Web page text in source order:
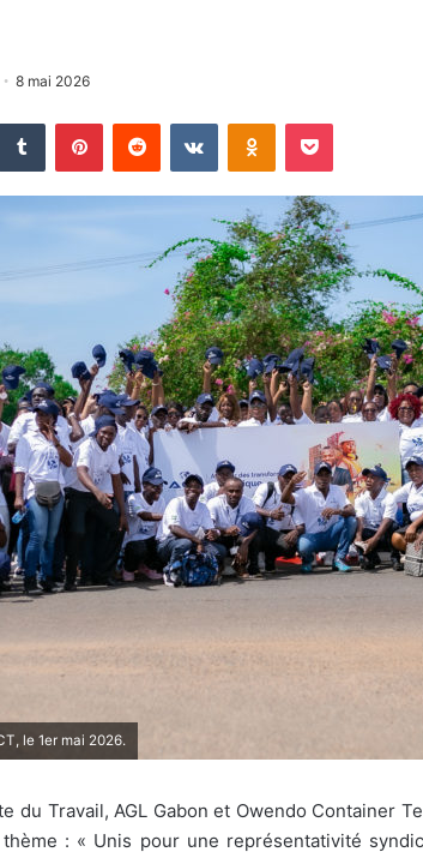
8 mai 2026
le 1er mai 2026.
du Travail, AGL Gabon et Owendo Container
: « Unis pour une représentativité